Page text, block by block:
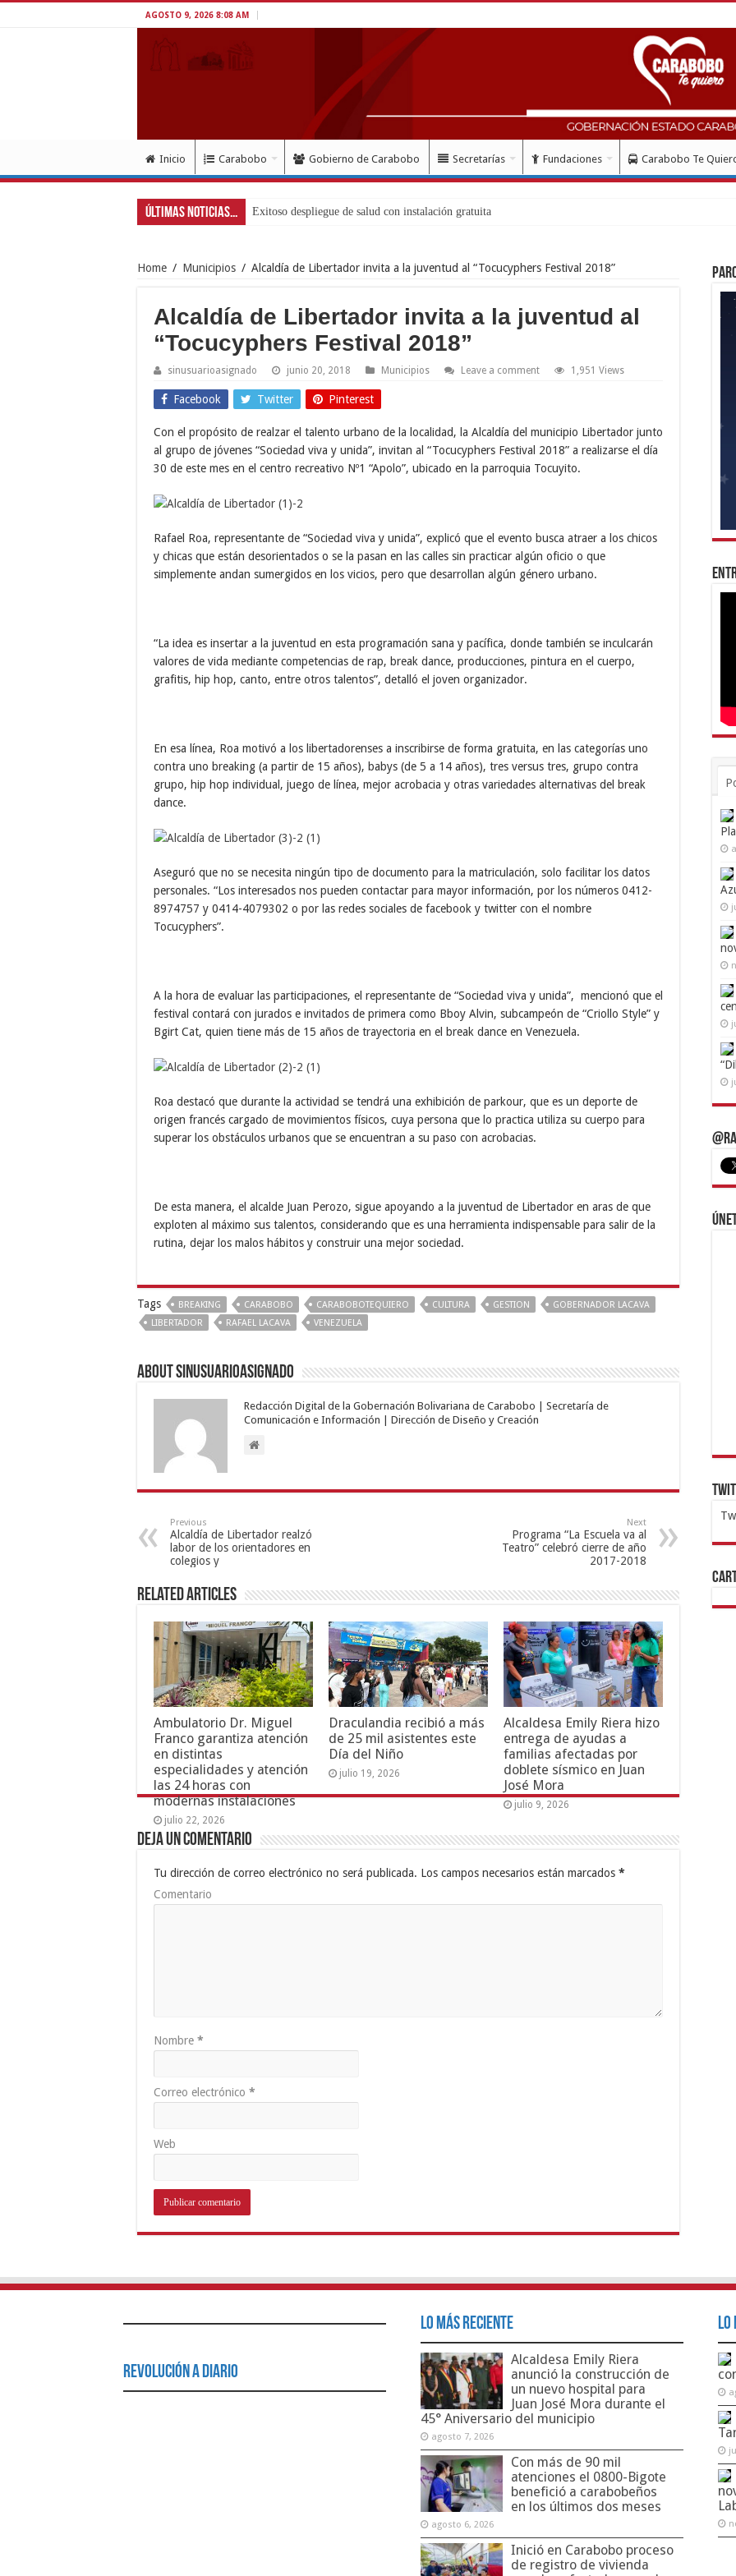
AGOSTO 9, 2026 8:08 AM
Inicio Carabobo Gobierno de Carabobo Secretarías Fundaciones Carabobo Te
Últimas Noticias...
Home / Municipios / Alcaldía de Libertador invita a la juventud al “Tocucyphers Festival 2018”
Alcaldía de Libertador invita a la juventud al
“Tocucyphers Festival 2018”
sinusuarioasignado junio 20, 2018 Municipios Leave a comment 1,951 Views
Facebook Twitter Pinterest
Con el propósito de realzar el talento urbano de la localidad, la Alcaldía del municipio Libertador junto
al grupo de jóvenes “Sociedad viva y unida”, invitan al “Tocucyphers Festival 2018” a realizarse el día
30 de este mes en el centro recreativo Nº1 “Apolo”, ubicado en la parroquia Tocuyito.
Rafael Roa, representante de “Sociedad viva y unida”, explicó que el evento busca atraer a los chicos
y chicas que están desorientados o se la pasan en las calles sin practicar algún oficio o que
simplemente andan sumergidos en los vicios, pero que desarrollan algún género urbano.
“La idea es insertar a la juventud en esta programación sana y pacífica, donde también se inculcarán
valores de vida mediante competencias de rap, break dance, producciones, pintura en el cuerpo,
grafitis, hip hop, canto, entre otros talentos”, detalló el joven organizador.
En esa línea, Roa motivó a los libertadorenses a inscribirse de forma gratuita, en las categorías uno
contra uno breaking (a partir de 15 años), babys (de 5 a 14 años), tres versus tres, grupo contra
grupo, hip hop individual, juego de línea, mejor acrobacia y otras variedades alternativas del break
dance.
Aseguró que no se necesita ningún tipo de documento para la matriculación, solo facilitar los datos
personales. “Los interesados nos pueden contactar para mayor información, por los números 0412-
8974757 y 0414-4079302 o por las redes sociales de facebook y twitter con el nombre
Tocucyphers”.
A la hora de evaluar las participaciones, el representante de “Sociedad viva y unida”, mencionó que el
festival contará con jurados e invitados de primera como Bboy Alvin, subcampeón de “Criollo Style” y
Bgirt Cat, quien tiene más de 15 años de trayectoria en el break dance en Venezuela.
Roa destacó que durante la actividad se tendrá una exhibición de parkour, que es un deporte de
origen francés cargado de movimientos físicos, cuya persona que lo practica utiliza su cuerpo para
superar los obstáculos urbanos que se encuentran a su paso con acrobacias.
De esta manera, el alcalde Juan Perozo, sigue apoyando a la juventud de Libertador en aras de que
exploten al máximo sus talentos, considerando que es una herramienta indispensable para salir de la
rutina, dejar los malos hábitos y construir una mejor sociedad.
Tags BREAKING CARABOBO CARABOBOTEQUIERO CULTURA GESTION
GOBERNADOR LACAVA
LIBERTADOR
RAFAEL LACAVA VENEZUELA
About sinusuarioasignado
Redacción Digital de la Gobernación Bolivariana de Carabobo | Secretaría de
Comunicación e Información | Dirección de Diseño y Creación
Previous
Alcaldía de Libertador realzó
labor de los orientadores en
colegios y
Next
Programa “La Escuela va al
Teatro” celebró cierre de año
2017-2018
Related Articles
Ambulatorio Dr. Miguel
Franco garantiza atención
en distintas
especialidades y atención
las 24 horas con
modernas instalaciones
julio 22, 2026
Draculandia recibió a más
de 25 mil asistentes este
Día del Niño
julio 19, 2026
Alcaldesa Emily Riera hizo
entrega de ayudas a
familias afectadas por
doblete sísmico en Juan
José Mora
julio 9, 2026
Deja un comentario
Tu dirección de correo electrónico no será publicada. Los campos necesarios están marcados *
Comentario
Nombre *
Correo electrónico *
Web
Revolución a Diario
Lo Más Reciente
Alcaldesa Emily Riera
anunció la construcción de
un nuevo hospital para
Juan José Mora durante el
45° Aniversario del municipio
agosto 7, 2026
Con más de 90 mil
atenciones el 0800-Bigote
benefició a carabobeños
en los últimos dos meses
agosto 6, 2026
Inició en Carabobo proceso
de registro de vivienda
Lo